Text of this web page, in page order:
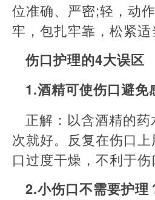
位准确、严密;轻，动
牢，包扎牢靠，松紧适
伤口护理的4大误区
1.酒精可使伤口避免
正解：以含酒精的
次就好。反复在伤口
口过度干燥，不利于伤
2.小伤口不需要护理